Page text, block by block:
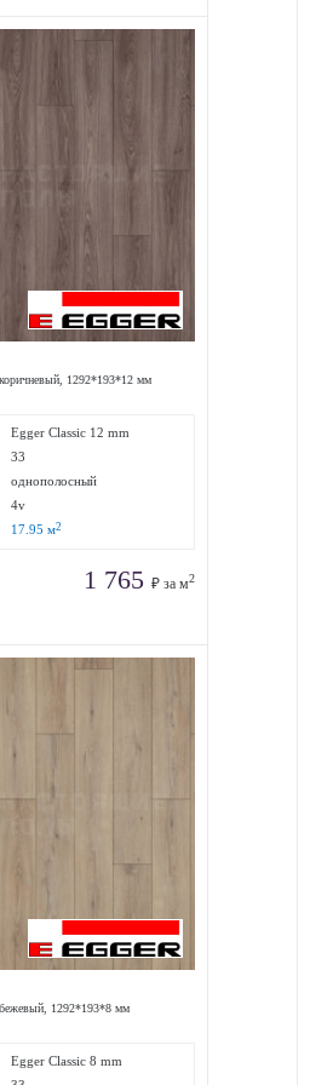
1292*193*12 мм
Egger Classic 12 mm
33
однополосный
4v
17.95 м2
1 765 ₽ за м2
1292*193*8 мм
Egger Classic 8 mm